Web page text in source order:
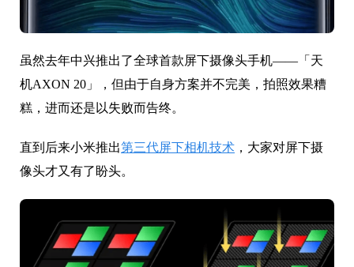
虽然去年中兴推出了全球首款屏下摄像头手机——「天
机AXON 20」，但由于自身方案并不完美，拍照效果糟
糕，进而还是以失败而告终。
直到后来小米推出第三代屏下相机技术 ，大家对屏下摄
像头才又有了盼头。